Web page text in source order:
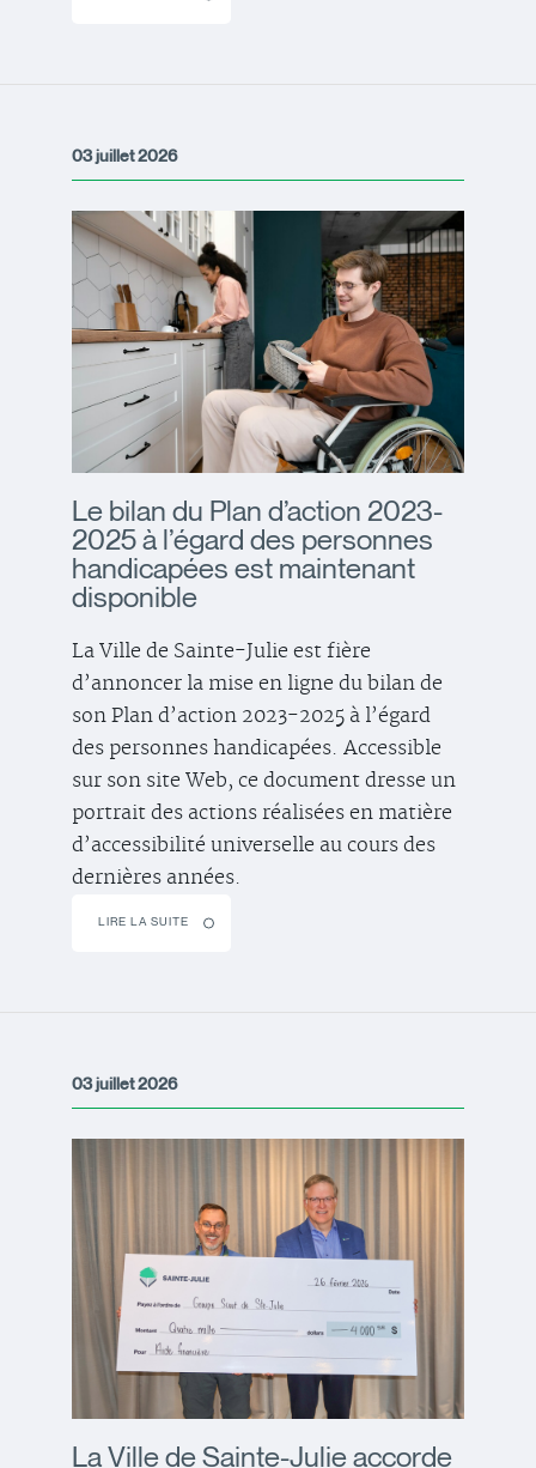
03 juillet 2026
Le bilan du Plan d’action 2023-
2025 à l’égard des personnes
handicapées est maintenant
disponible
La Ville de Sainte-Julie est fière
d’annoncer la mise en ligne du bilan de
son Plan d’action 2023-2025 à l’égard
des personnes handicapées. Accessible
sur son site Web, ce document dresse un
portrait des actions réalisées en matière
d’accessibilité universelle au cours des
dernières années.
LIRE LA SUITE
03 juillet 2026
La Ville de Sainte-Julie accorde